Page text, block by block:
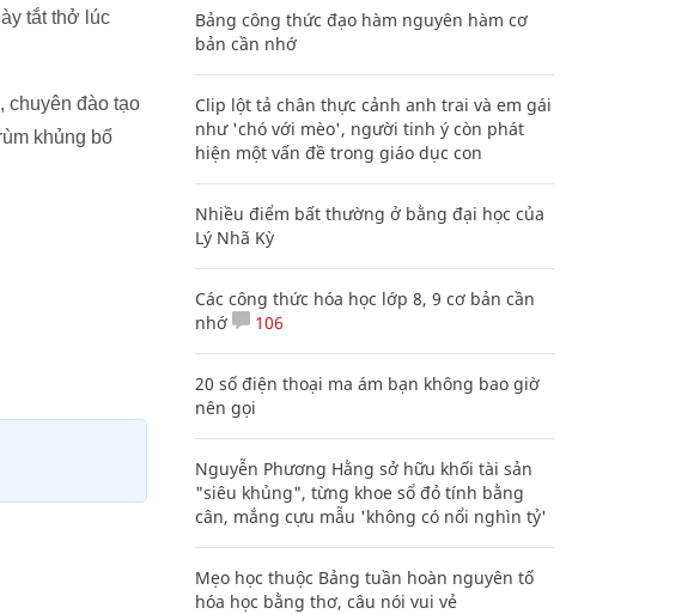
tắt thở lúc
chuyên đào tạo
khủng bố
Bảng công thức đạo hàm nguyên hàm cơ
bản cần nhớ
Clip lột tả chân thực cảnh anh trai và em gái
như 'chó với mèo', người tinh ý còn phát
hiện một vấn đề trong giáo dục con
Nhiều điểm bất thường ở bằng đại học của
Lý Nhã Kỳ
Các công thức hóa học lớp 8, 9 cơ bản cần
nhớ
106
20 số điện thoại ma ám bạn không bao giờ
nên gọi
Nguyễn Phương Hằng sở hữu khối tài sản
"siêu khủng", từng khoe sổ đỏ tính bằng
cân, mắng cựu mẫu 'không có nổi nghìn tỷ'
Mẹo học thuộc Bảng tuần hoàn nguyên tố
hóa học bằng thơ, câu nói vui vẻ